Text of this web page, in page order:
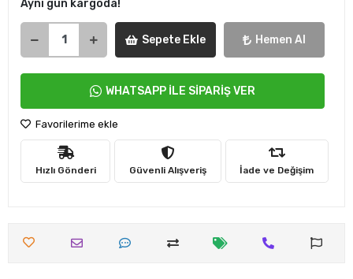
Aynı gün kargoda!
Sepete Ekle Hemen Al
WHATSAPP İLE SİPARİŞ VER
Favorilerime ekle
Hızlı Gönderi Güvenli Alışveriş İade ve Değişim